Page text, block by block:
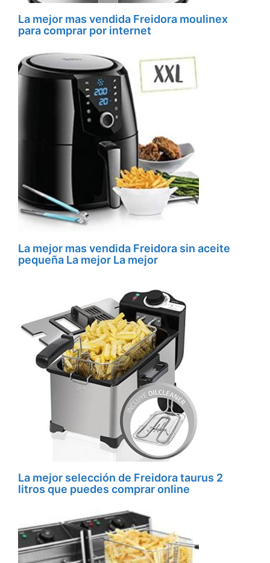
La mejor mas vendida Freidora moulinex
para comprar por internet
La mejor mas vendida Freidora sin aceite
pequeña La mejor La mejor
La mejor selección de Freidora taurus 2
litros que puedes comprar online